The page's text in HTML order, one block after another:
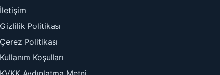
İletişim
Gizlilik Politikası
Çerez Politikası
Kullanım Koşulları
KVKK Aydınlatma Metni